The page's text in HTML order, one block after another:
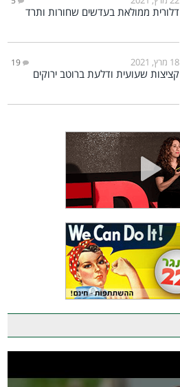
דלורית ממולאת בעדשים שחורות ותרד
18 מרץ, 2021 19
קציצות שעועית ודלעת ברוטב ירוקים